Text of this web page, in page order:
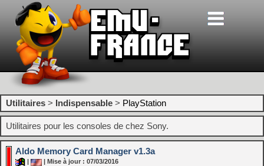
Utilitaires > Indispensable > PlayStation
Utilitaires pour les consoles de chez Sony.
Aldo Memory Card Manager v1.3a
| Mise à jour : 07/03/2016